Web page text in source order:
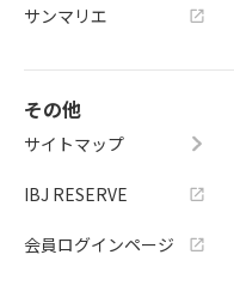
サンマリエ
その他
サイトマップ
IBJ RESERVE
会員ログインページ